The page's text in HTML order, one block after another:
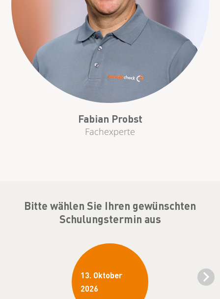
Fabian Probst
Fachexperte
Bitte wählen Sie Ihren gewünschten
Schulungstermin aus
13. Oktober
2026